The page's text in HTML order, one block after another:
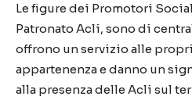
Le figure dei Promotori
Patronato Acli, sono di
offrono un servizio alle
appartenenza e danno un
alla presenza delle Acli sul